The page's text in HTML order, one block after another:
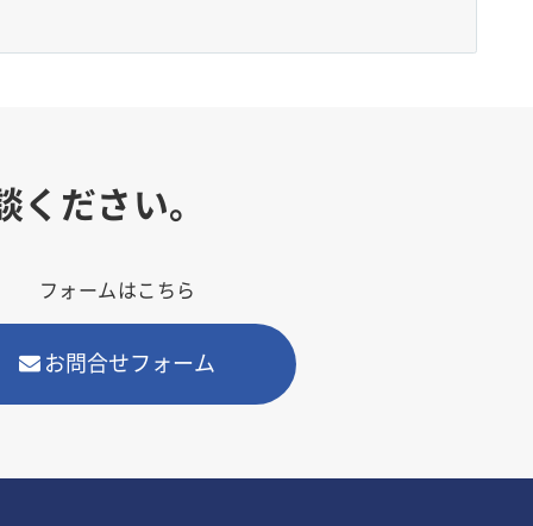
ださい。
フォームはこちら
お問合せフォーム